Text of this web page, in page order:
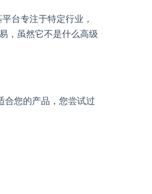
台专注于特定行业，
，虽然它不是什么高级
合您的产品，您尝试过